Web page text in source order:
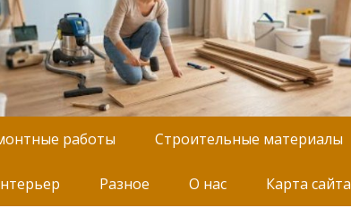
работы Строительные материалы
Разное О нас Карта сайта